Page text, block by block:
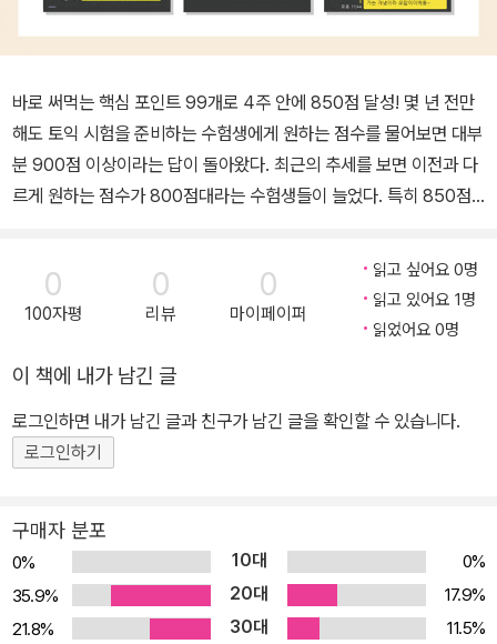
바로 써먹는 핵심 포인트 99개로 4주 안에 850점 달성! 몇 년 전만
해도 토익 시험을 준비하는 수험생에게 원하는 점수를 물어보면 대부
분 900점 이상이라는 답이 돌아왔다. 최근의 추세를 보면 이전과 다
르게 원하는 점수가 800점대라는 수험생들이 늘었다. 특히 850점
간도 계속 짧아지고 있다. 스펙 쌓기에도 시간이 모자란 취업준비생
이나 업무로 바쁜 토익 점수가 만료된 직장인에게는 준비하는 기간이
짧을수록 좋다. 그런데 850점이라는 점수가 900점이 넘지 않는다
도 충분히 고득점이다. 이는 쉽게 점수를 얻을 수 없다는 얘기다. 이렇
게 850점이라는 점수를 가능한 한 짧은 기간에 얻을 수 있게 핵심만
을 압축한 책이 나와서 화제가 되고 있다. 《시나공 토익 850 단기완
성》이 그 책이다. 이 책은 4주 안에 850점을 달성하는 것을 목표로
총 99개의 핵심 포인트로 정리해 단기에 학습할 수 있게 구성했다. 9
9개의 핵심 포인트는 저자의 핵심 동영상과 함께 학습할 수 있고, 저
자의 문제 풀이 흐름을 보여주는 '고득점자의 풀이법'도 공개해서 실
전에서 실수하지 않는 법도 알려준다. 여기에 총정리용 실전 모의고
0
100자평
0
리뷰
0
마이페이퍼
읽고 싶어요 0명
읽고 있어요 1명
읽었어요 0명
이 책에 내가 남긴 글
로그인하면 내가 남긴 글과 친구가 남긴 글을 확인할 수 있습니다.
로그인하기
구매자 분포
0% 10대
0%
35.9%
20대
17.9%
21.8%
30대
11.5%